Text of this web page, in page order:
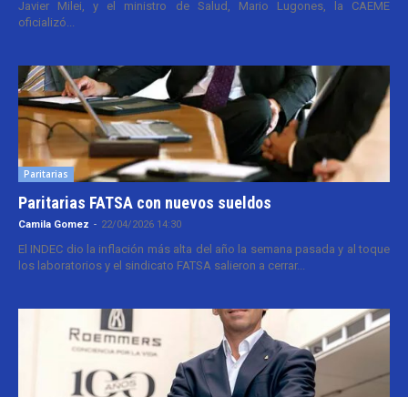
Javier Milei, y el ministro de Salud, Mario Lugones, la CAEME
oficializó...
Paritarias
Paritarias FATSA con nuevos sueldos
Camila Gomez - 22/04/2026 14:30
El INDEC dio la inflación más alta del año la semana pasada y al toque
los laboratorios y el sindicato FATSA salieron a cerrar...